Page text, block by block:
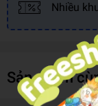
Nhiều
Sản phẩm